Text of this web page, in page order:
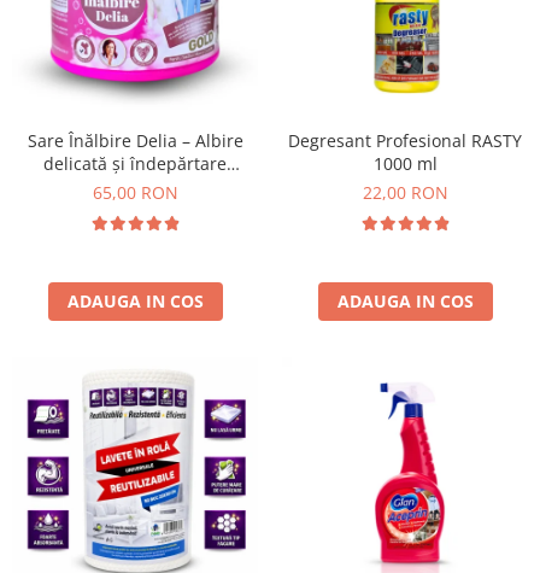
Insecticide
Dezinfectante
Absorbanti de Umiditate & Rezerve
Bioactivatori & Tratamente Fose
Septice
Manusi Protectie
Solutii curatare mobila
Ceaiuri
Cosmetice
Vopsea Par
Ingrijire Par
Ingrijire corp
Ingrijire maini
Ingrijire picioare
Îngrijire Ten
Curatare Intretinere Incaltaminte
Gel de Dus
Igiena Orala
Make-up
Fond de ten
Rujuri
Sare Înălbire Delia – Albire
delicată și îndepărtare
eficientă a petelor 500 g
65,00 RON
ADAUGA IN COS
Degresant Profesional RASTY
1000 ml
22,00 RON
ADAUGA IN COS